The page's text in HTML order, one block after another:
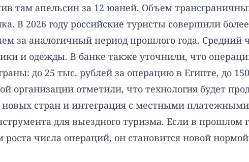
там апельсин за 12 юаней. Объем
В 2026 году российские туристы совершили
за аналогичный период прошлого года. Средний
и одежды. В банке также уточнили, что
до 25 тыс. рублей за операцию в Египте, до
организации отметили, что технология будет
стран и интеграция с местными
для выездного туризма. Если в прошлом
числа операций, он становится новой